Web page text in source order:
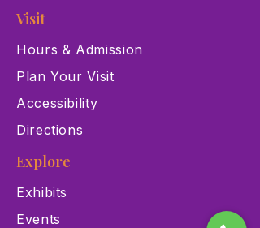
Visit
Hours & Admission
Plan Your Visit
Accessibility
Directions
Explore
Exhibits
Events